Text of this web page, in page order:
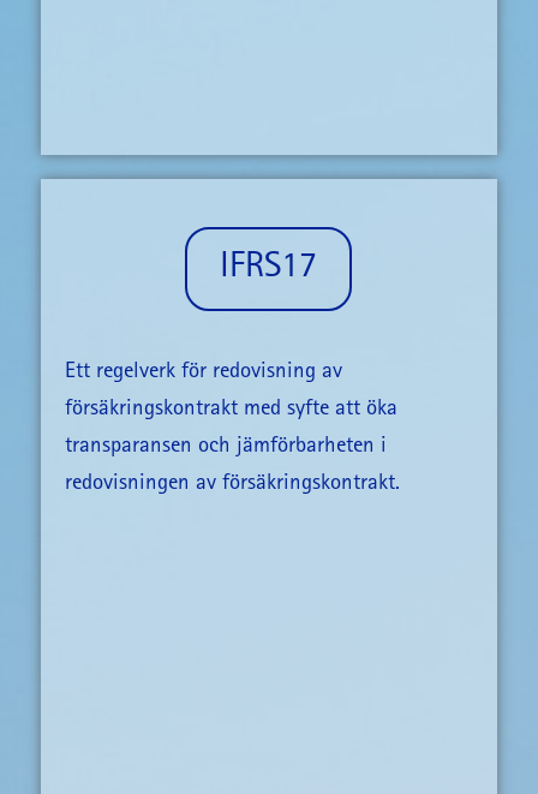
IFRS17
Ett regelverk för redovisning av
försäkringskontrakt med syfte att öka
transparansen och jämförbarheten i
redovisningen av försäkringskontrakt.